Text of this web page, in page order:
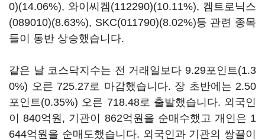
0)(14.06%), 와이씨켐(112290)(10.11%), 켐트로닉스
(089010)(8.63%), SKC(011790)(8.02%)등 관련 종목
들이 동반 상승했습니다.
같은 날 코스닥지수는 전 거래일보다 9.29포인트(1.3
0%) 오른 725.27로 마감했습니다. 장 초반에는 2.50
포인트(0.35%) 오른 718.48로 출발했습니다. 외국인
이 840억원, 기관이 862억원을 순매수했고 개인은 1
644억원을 순매도했습니다. 외국인과 기관의 쌍끌이